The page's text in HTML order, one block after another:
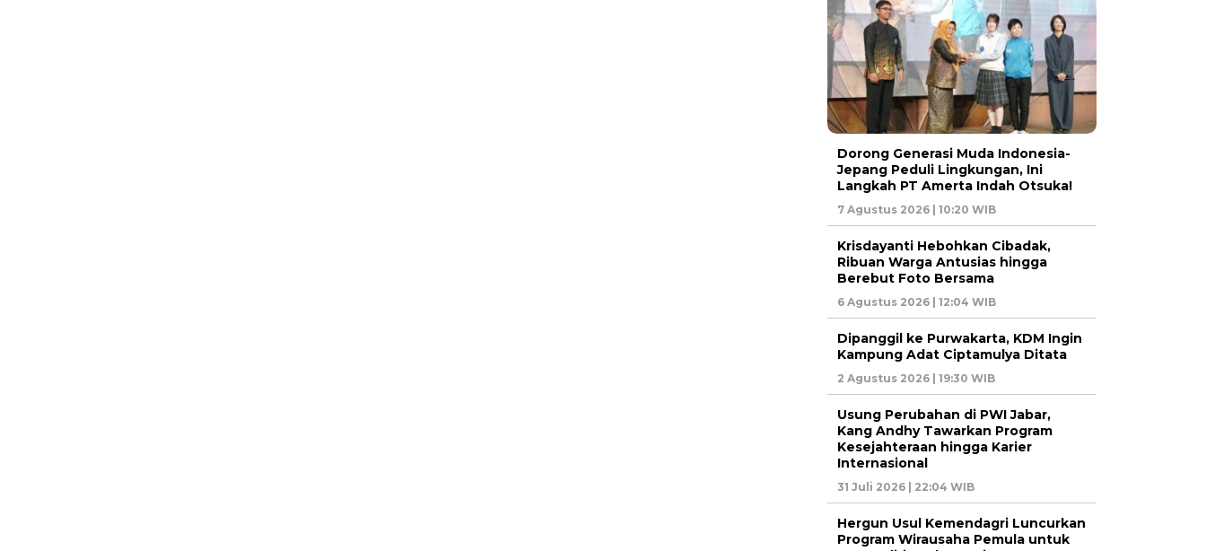
Dorong Generasi Muda Indonesia-
Jepang Peduli Lingkungan, Ini
Langkah PT Amerta Indah Otsuka!
7 Agustus 2026 | 10:20 WIB
Krisdayanti Hebohkan Cibadak,
Ribuan Warga Antusias hingga
Berebut Foto Bersama
6 Agustus 2026 | 12:04 WIB
Dipanggil ke Purwakarta, KDM Ingin
Kampung Adat Ciptamulya Ditata
2 Agustus 2026 | 19:30 WIB
Usung Perubahan di PWI Jabar,
Kang Andhy Tawarkan Program
Kesejahteraan hingga Karier
Internasional
31 Juli 2026 | 22:04 WIB
Hergun Usul Kemendagri Luncurkan
Program Wirausaha Pemula untuk